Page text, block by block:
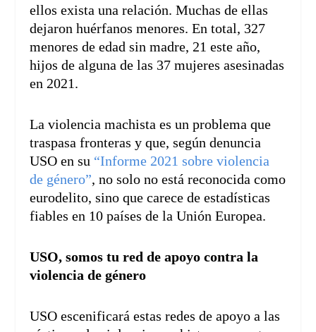
ellos exista una relación. Muchas de ellas
dejaron huérfanos menores. En total, 327
menores de edad sin madre, 21 este año,
hijos de alguna de las 37 mujeres asesinadas
en 2021.
La violencia machista es un problema que
traspasa fronteras y que, según denuncia
USO en su “Informe 2021 sobre violencia
de género”, no solo no está reconocida como
eurodelito, sino que carece de estadísticas
fiables en 10 países de la Unión Europea.
USO, somos tu red de apoyo contra la
violencia de género
USO escenificará estas redes de apoyo a las